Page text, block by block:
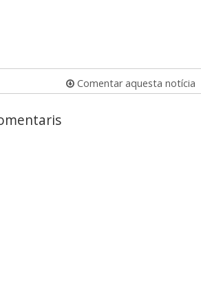
Comentar aquesta notícia